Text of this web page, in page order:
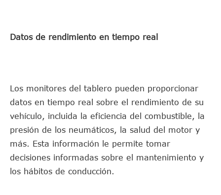
Datos de rendimiento en tiempo real
Los monitores del tablero pueden proporcionar
datos en tiempo real sobre el rendimiento de su
vehículo, incluida la eficiencia del combustible, la
presión de los neumáticos, la salud del motor y
más. Esta información le permite tomar
decisiones informadas sobre el mantenimiento y
los hábitos de conducción.